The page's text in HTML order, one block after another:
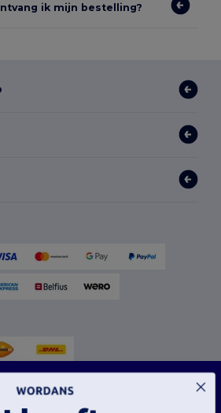
ik mijn bestelling?
zowel onze eigen cookies als cookies van derden om